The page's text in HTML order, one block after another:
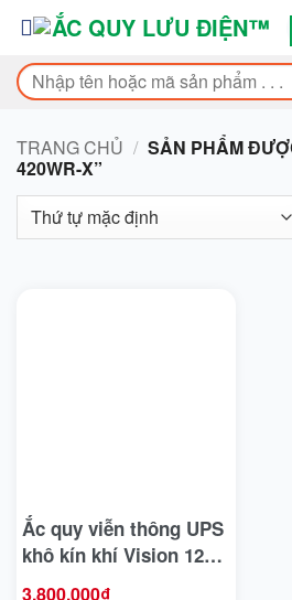
qua
nội
dung
Tìm
kiếm:
TRANG CHỦ / SẢN PHẨM
420WR-X”
Bridgestone
BYD
Ắc quy viễn thông UPS
khô kín khí Vision 12V,
100Ah HFS12-420WR-X
3,800,000₫